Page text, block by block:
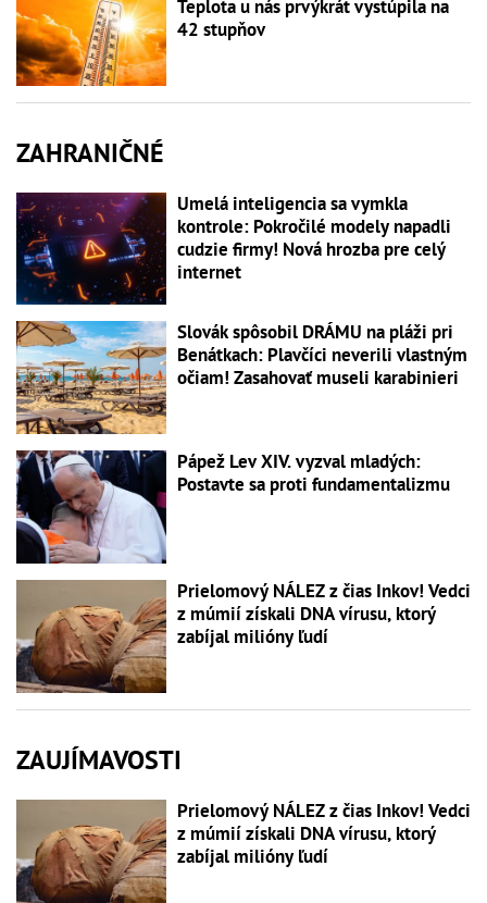
Teplota u nás prvýkrát vystúpila na
42 stupňov
ZAHRANIČNÉ
Umelá inteligencia sa vymkla
kontrole: Pokročilé modely napadli
cudzie firmy! Nová hrozba pre celý
internet
Slovák spôsobil DRÁMU na pláži pri
Benátkach: Plavčíci neverili vlastným
očiam! Zasahovať museli karabinieri
Pápež Lev XIV. vyzval mladých:
Postavte sa proti fundamentalizmu
Prielomový NÁLEZ z čias Inkov! Vedci
z múmií získali DNA vírusu, ktorý
zabíjal milióny ľudí
ZAUJÍMAVOSTI
Prielomový NÁLEZ z čias Inkov! Vedci
z múmií získali DNA vírusu, ktorý
zabíjal milióny ľudí